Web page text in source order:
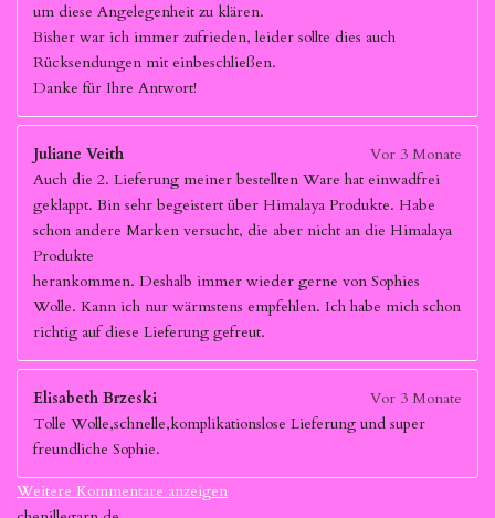
um diese Angelegenheit zu klären.
Bisher war ich immer zufrieden, leider sollte dies auch
Rücksendungen mit einbeschließen.
Danke für Ihre Antwort!
Juliane Veith
Vor 3 Monate
Auch die 2. Lieferung meiner bestellten Ware hat einwadfrei
geklappt. Bin sehr begeistert über Himalaya Produkte. Habe
schon andere Marken versucht, die aber nicht an die Himalaya
Produkte
herankommen. Deshalb immer wieder gerne von Sophies
Wolle. Kann ich nur wärmstens empfehlen. Ich habe mich schon
richtig auf diese Lieferung gefreut.
Elisabeth Brzeski
Vor 3 Monate
Tolle Wolle,schnelle,komplikationslose Lieferung und super
freundliche Sophie.
Weitere Kommentare anzeigen